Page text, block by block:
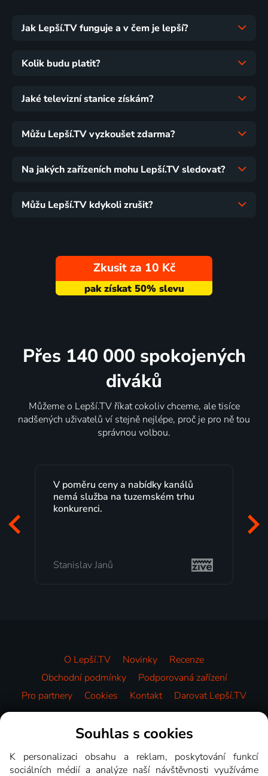
Jak Lepší.TV funguje a v čem je lepší?
Kolik budu platit?
Jaké televizní stanice získám?
Můžu Lepší.TV vyzkoušet zdarma?
Na jakých zařízeních mohu Lepší.TV sledovat?
Můžu Lepší.TV kdykoli zrušit?
Zkusit za 10 Kč
Přes 140 000 spokojených
diváků
Můžeme o Lepší.TV říkat cokoliv chceme, ale tisíce
nadšených uživatelů ví stejně nejlépe, proč je pro ně tou
správnou volbou.
V poměru ceny a nabídky kanálů
nemá služba na tuzemském trhu
konkurenci.
Stanislav Janů
O Lepší.TV Novinky
Recenze
Obchodní podmínky
Podporovaná zařízení
Pro partnery
Cookies Kontakt Darovat Lepší.TV
Videotéka
Souhlas s cookies
K personalizaci obsahu a reklam, poskytování funkcí
sociálních médií a analýze naší návštěvnosti využíváme